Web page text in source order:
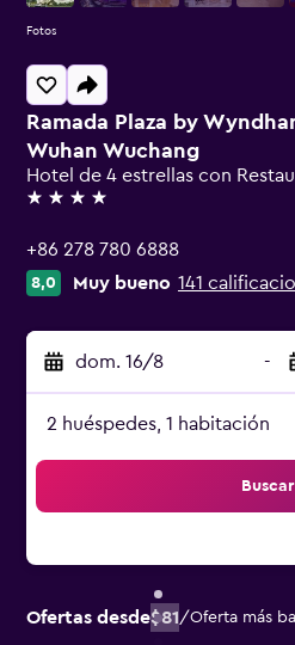
Ramada Plaza by
Wuhan Wuchang
Hotel de 4 estrellas con
4 estrellas
+86 278 780 6888
8,0 Muy bueno 141
dom. 16/8 -
2 huéspedes, 1 habitación
Buscar
Ofertas desde$81/Oferta más
Fotos